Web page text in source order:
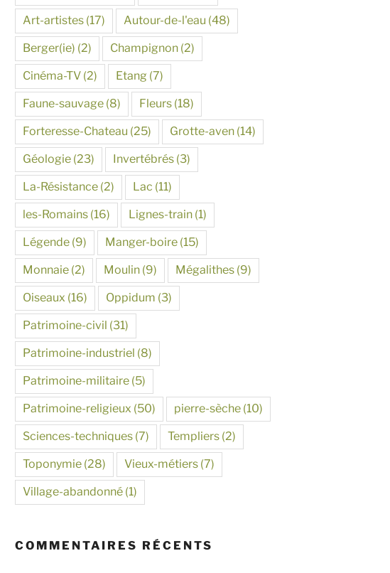
Art-artistes (17) Autour-de-l'eau (48)
Berger(ie) (2) Champignon (2)
Cinéma-TV (2) Etang (7)
Faune-sauvage (8) Fleurs (18)
Forteresse-Chateau (25) Grotte-aven (14)
Géologie (23) Invertébrés (3)
La-Résistance (2) Lac (11)
les-Romains (16) Lignes-train (1)
Légende (9) Manger-boire (15)
Monnaie (2) Moulin (9) Mégalithes (9)
Oiseaux (16) Oppidum (3)
Patrimoine-civil (31)
Patrimoine-industriel (8)
Patrimoine-militaire (5)
Patrimoine-religieux (50) pierre-sèche (10)
Sciences-techniques (7) Templiers (2)
Toponymie (28) Vieux-métiers (7)
Village-abandonné (1)
COMMENTAIRES RÉCENTS